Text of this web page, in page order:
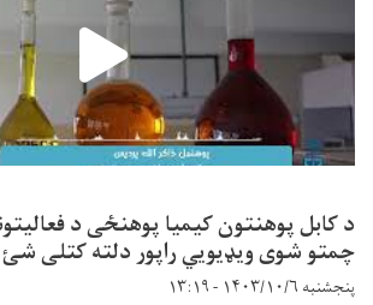
د کابل پوهنتون کیمیا پوهنځی د
چمتو شوی ویډیویي راپور دلته کتلی
پنجشنبه ۱۴۰۳/۱۰/۶ - ۱۳:۱۹